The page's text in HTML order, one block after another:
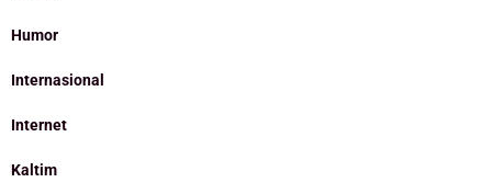
Humor
Internasional
Internet
Kaltim